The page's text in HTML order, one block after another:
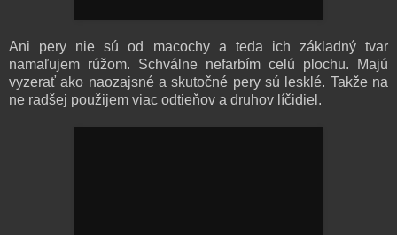
Ani pery nie sú od macochy a teda ich základný tvar
namaľujem rúžom. Schválne nefarbím celú plochu. Majú
vyzerať ako naozajsné a skutočné pery sú lesklé. Takže na
ne radšej použijem viac odtieňov a druhov líčidiel.